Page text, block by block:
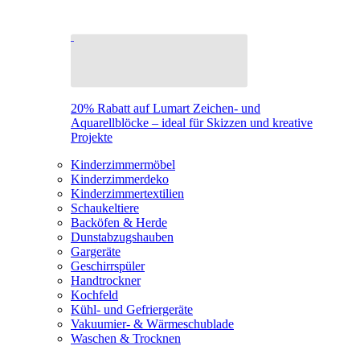
20% Rabatt auf Lumart Zeichen- und
Aquarellblöcke – ideal für Skizzen und kreative
Projekte
Kinderzimmermöbel
Kinderzimmerdeko
Kinderzimmertextilien
Schaukeltiere
Backöfen & Herde
Dunstabzugshauben
Gargeräte
Geschirrspüler
Handtrockner
Kochfeld
Kühl- und Gefriergeräte
Vakuumier- & Wärmeschublade
Waschen & Trocknen